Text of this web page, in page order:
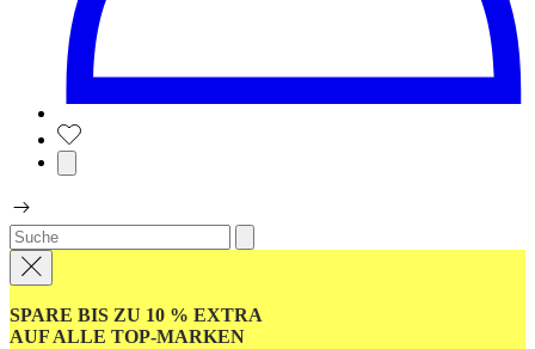
SPARE BIS ZU 10 % EXTRA
AUF ALLE TOP-MARKEN